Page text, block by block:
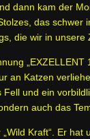
dann kam der
das
die wir in unsere
an Katzen
und ein
auch das
Kraft“. Er